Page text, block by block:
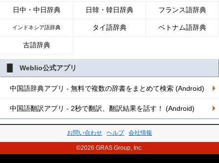
日中・中日辞典 日韓・韓日辞典 フランス語辞典
インドネシア語辞典 タイ語辞典 ベトナム語辞典
古語辞典
Weblio公式アプリ
中国語辞典アプリ - 無料で複数の辞書をまとめて検索 (Android)
中国語翻訳アプリ - 2秒で翻訳、翻訳結果を話す！ (Android)
お問い合わせ ヘルプ 会社情報
©2026 GRAS Group, Inc.